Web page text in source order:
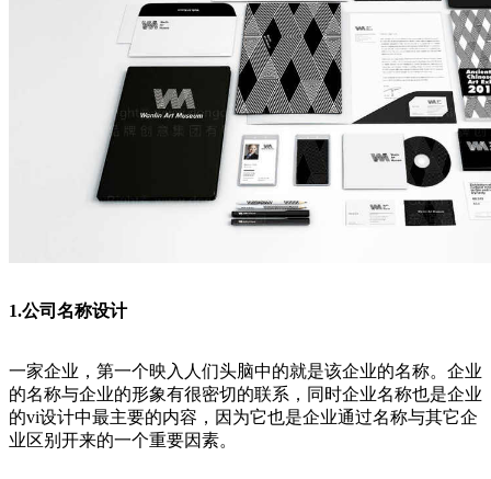
1.公司名称设计
一家企业，第一个映入人们头脑中的就是该企业的名称。企业
的名称与企业的形象有很密切的联系，同时企业名称也是企业
的vi设计中最主要的内容，因为它也是企业通过名称与其它企
业区别开来的一个重要因素。